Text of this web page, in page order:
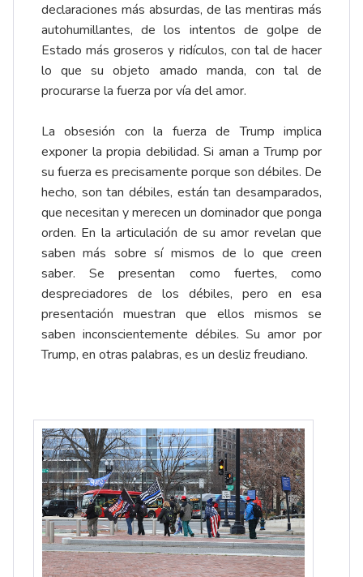
declaraciones más absurdas, de las mentiras más
autohumillantes, de los intentos de golpe de
Estado más groseros y ridículos, con tal de hacer
lo que su objeto amado manda, con tal de
procurarse la fuerza por vía del amor.
La obsesión con la fuerza de Trump implica
exponer la propia debilidad. Si aman a Trump por
su fuerza es precisamente porque son débiles. De
hecho, son tan débiles, están tan desamparados,
que necesitan y merecen un dominador que ponga
orden. En la articulación de su amor revelan que
saben más sobre sí mismos de lo que creen
saber. Se presentan como fuertes, como
despreciadores de los débiles, pero en esa
presentación muestran que ellos mismos se
saben inconscientemente débiles. Su amor por
Trump, en otras palabras, es un desliz freudiano.